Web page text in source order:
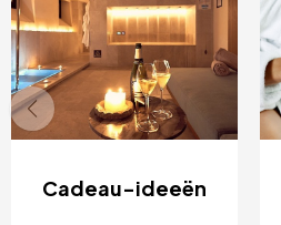
Cadeau-ideeën